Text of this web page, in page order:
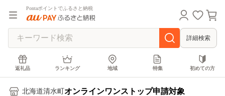
Pontaポイントでふるさと納税
詳細検索
返礼品 ランキング 地域 特集 初めての方
北海道清水町 オンラインワンストップ申請対象